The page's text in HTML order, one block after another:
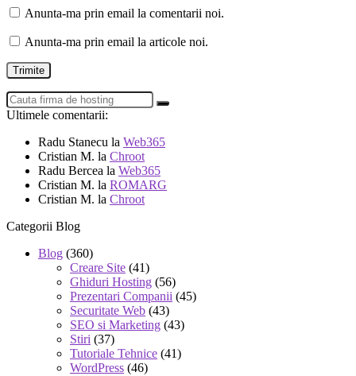
Anunta-ma prin email la comentarii noi.
Anunta-ma prin email la articole noi.
Ultimele comentarii:
Radu Stanecu la Web365
Cristian M. la Chroot
Radu Bercea la Web365
Cristian M. la ROMARG
Cristian M. la Chroot
Categorii Blog
Blog (360)
Creare Site (41)
Ghiduri Hosting (56)
Prezentari Companii (45)
Securitate Web (43)
SEO si Marketing (43)
Stiri (37)
Tutoriale Tehnice (41)
WordPress (46)